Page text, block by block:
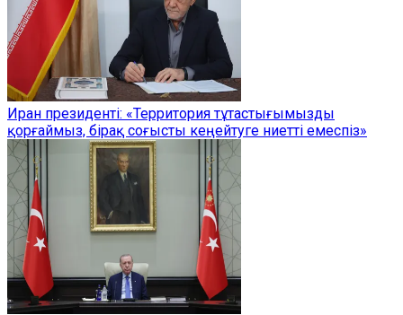
Иран президенті: «Территория тұтастығымызды
қорғаймыз, бірақ соғысты кеңейтуге ниетті емеспіз»